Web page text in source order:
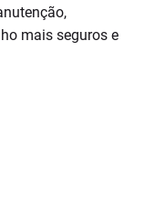
mais seguros e